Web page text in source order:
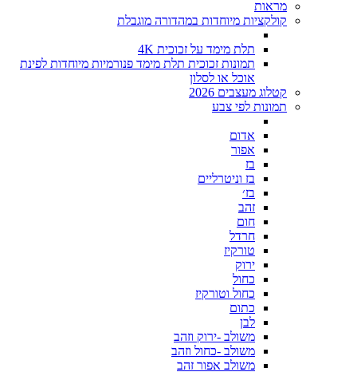
מראות
קולקציות מיוחדות במהדורה מוגבלת
תלת מימד על זכוכית 4K
תמונות זכוכית תלת מימד פנורמיות מיוחדות לפינת
אוכל או לסלון
קטלוג מעצבים 2026
תמונות לפי צבע
אדום
אפור
בז
בז וניטרליים
בז׳
זהב
חום
חרדל
טורקיז
ירוק
כחול
כחול וטורקיז
כתום
לבן
משולב -ירוק וזהב
משולב -כחול וזהב
משולב אפור זהב